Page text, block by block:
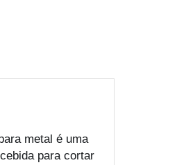
metal é uma
para cortar